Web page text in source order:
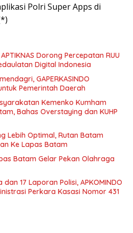
Polri Super Apps di
Dorong Percepatan RUU
Digital Indonesia
GAPERKASINDO
Pemerintah Daerah
Kemenko Kumham
Bahas Overstaying dan KUHP
Lebih Optimal, Rutan Batam
Ke Lapas Batam
Batam Gelar Pekan Olahraga
17 Laporan Polisi, APKOMINDO
Perkara Kasasi Nomor 431